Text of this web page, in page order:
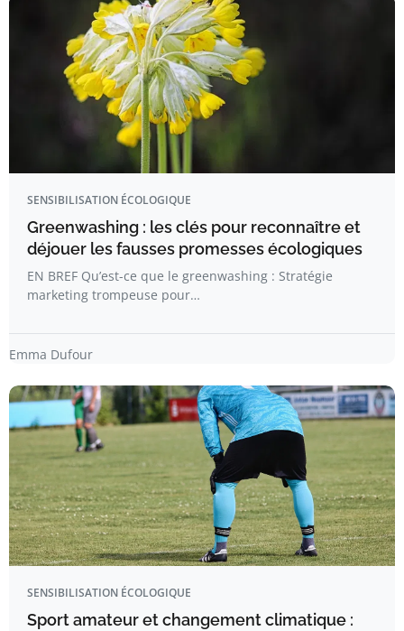
SENSIBILISATION ÉCOLOGIQUE
Greenwashing : les clés pour reconnaître et
déjouer les fausses promesses écologiques
EN BREF Qu’est-ce que le greenwashing : Stratégie
marketing trompeuse pour…
Emma Dufour
SENSIBILISATION ÉCOLOGIQUE
Sport amateur et changement climatique :